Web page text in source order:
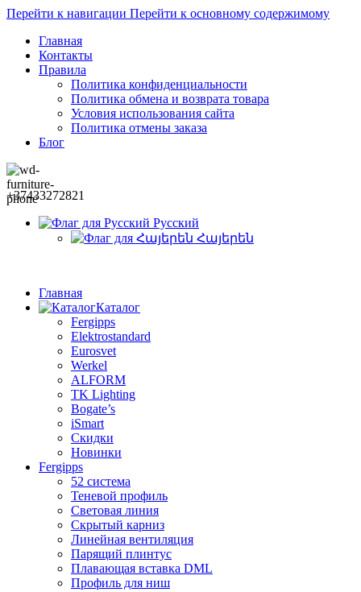
Перейти к навигации Перейти к основному содержимому
Главная
Контакты
Правила
Политика конфиденциальности
Политика обмена и возврата товара
Условия использования сайта
Политика отмены заказа
Блог
+37433272821
Русский
Հայերեն
Главная
Каталог
Fergipps
Elektrostandard
Eurosvet
Werkel
ALFORM
TK Lighting
Bogate’s
iSmart
Скидки
Новинки
Fergipps
52 система
Теневой профиль
Световая линия
Скрытый карниз
Линейная вентиляция
Парящий плинтус
Плавающая вставка DML
Профиль для ниш